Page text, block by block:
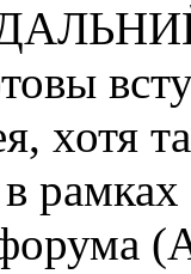
хотя
форума